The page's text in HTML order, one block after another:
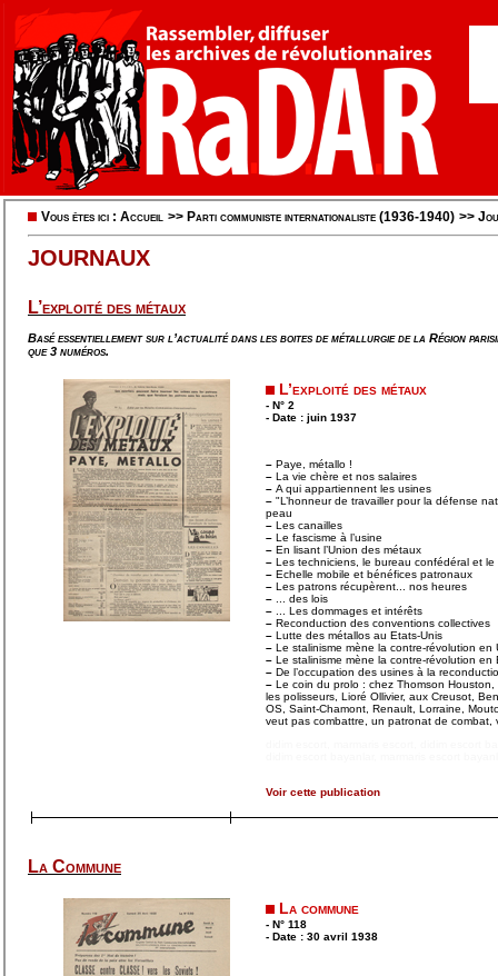
Vous êtes ici : Accueil >> Parti communiste internationaliste (1936-1940) >>
JOURNAUX
L’exploité des métaux
Basé essentiellement sur l’actualité dans les boites de métallurgie de la Région
que 3 numéros.
L’exploité des métaux
- N° 2
- Date : juin 1937
– Paye, métallo !
– La vie chère et nos salaires
– A qui appartiennent les usines
– "L’honneur de travailler pour la défense
peau
– Les canailles
– Le fascisme à l’usine
– En lisant l’Union des métaux
– Les techniciens, le bureau confédéral et le
– Echelle mobile et bénéfices patronaux
– Les patrons récupèrent... nos heures
– ... des lois
– ... Les dommages et intérêts
– Reconduction des conventions collectives
– Lutte des métallos au Etats-Unis
– Le stalinisme mène la contre-révolution en
– Le stalinisme mène la contre-révolution en
– De l’occupation des usines à la
– Le coin du prolo : chez Thomson
les polisseurs, Lioré Ollivier, aux Creusot,
OS, Saint-Chamont, Renault, Lorraine,
veut pas combattre, un patronat de combat,
Voir cette publication
La Commune
La commune
- N° 118
- Date : 30 avril 1938